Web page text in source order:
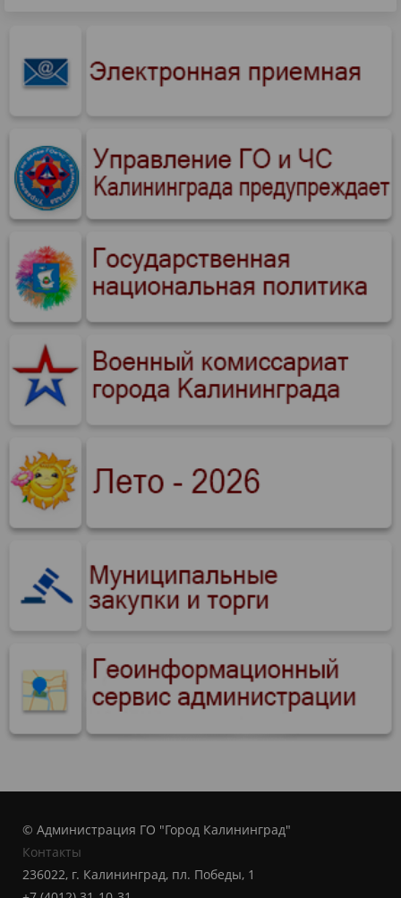
© Администрация ГО "Город Калининград"
Контакты
236022, г. Калининград, пл. Победы, 1